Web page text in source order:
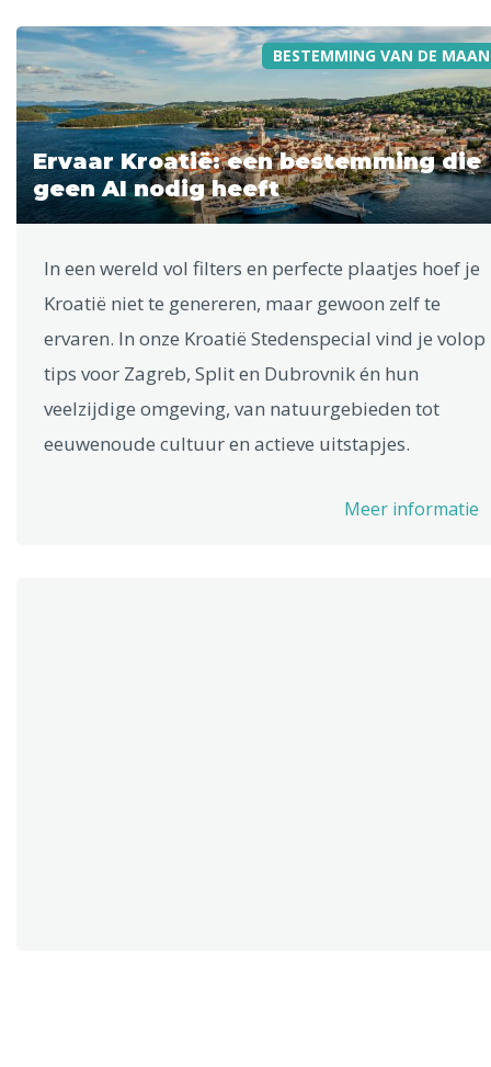
BESTEMMING VAN DE
Ervaar Kroatië: een bestemming die
geen AI nodig heeft
In een wereld vol filters en perfecte plaatjes hoef je
Kroatië niet te genereren, maar gewoon zelf te
ervaren. In onze Kroatië Stedenspecial vind je volop
tips voor Zagreb, Split en Dubrovnik én hun
veelzijdige omgeving, van natuurgebieden tot
eeuwenoude cultuur en actieve uitstapjes.
Meer informatie